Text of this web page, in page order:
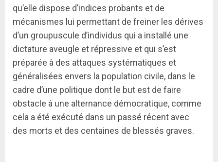
qu’elle dispose d’indices probants et de
mécanismes lui permettant de freiner les dérives
d’un groupuscule d’individus qui a installé une
dictature aveugle et répressive et qui s’est
préparée à des attaques systématiques et
généralisées envers la population civile, dans le
cadre d’une politique dont le but est de faire
obstacle à une alternance démocratique, comme
cela a été exécuté dans un passé récent avec
des morts et des centaines de blessés graves.